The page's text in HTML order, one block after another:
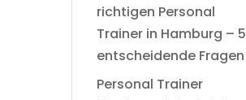
richtigen Personal
Trainer in Hamburg – 5
entscheidende Fragen
Personal Trainer